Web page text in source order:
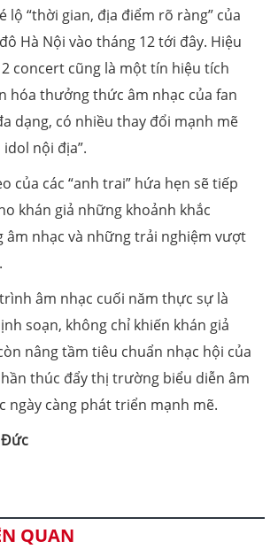
lộ “thời gian, địa điểm rõ ràng” của
Hà Nội vào tháng 12 tới đây. Hiệu
concert cũng là một tín hiệu tích
hóa thưởng thức âm nhạc của fan
dạng, có nhiều thay đổi mạnh mẽ
nội địa”.
của các “anh trai” hứa hẹn sẽ tiếp
khán giả những khoảnh khắc
âm nhạc và những trải nghiệm vượt
âm nhạc cuối năm thực sự là
soạn, không chỉ khiến khán giả
nâng tầm tiêu chuẩn nhạc hội của
thúc đẩy thị trường biểu diễn âm
ngày càng phát triển mạnh mẽ.
QUAN